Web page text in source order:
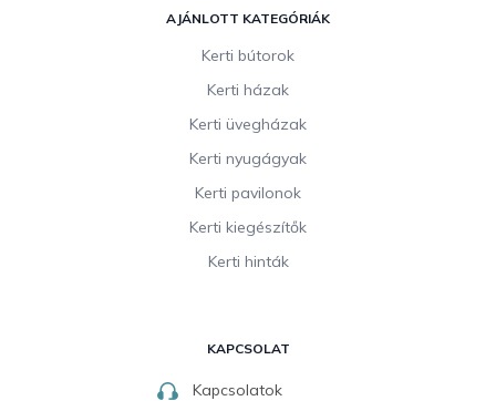
AJÁNLOTT KATEGÓRIÁK
Kerti bútorok
Kerti házak
Kerti üvegházak
Kerti nyugágyak
Kerti pavilonok
Kerti kiegészítők
Kerti hinták
KAPCSOLAT
Kapcsolatok